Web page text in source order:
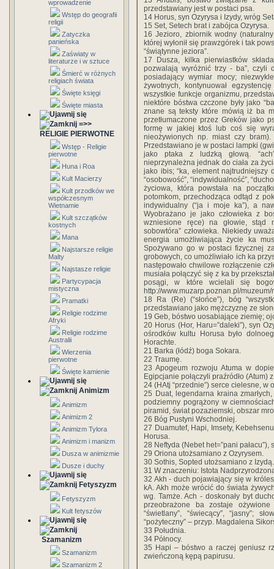
wprowadzenie
Wstęp do geografii
religii
Zatyczka
panieńska
Zaświaty w
literaturze i w sztuce
Śmierć w różnych
religiach świata
Święte księgi
Święte miasta
=>>
RELIGIE PIERWOTNE
Wstęp - Religie
pierwotne
Huna i Roa
Kult Macierzy
Kult przodków we
współczesnym
Wietnamie
Kult szczątków
kostnych
Mana
Najstarsze religie
Malty
Najstasze religie
Partycypacja
mistyczna
Pramatki
Religie rodzime
Afryki
Religie rodzime
Australii
Wierzenia
pierwotne
Święte kamienie
Animizm
Animizm
Animizm 2
Animizm Tylora
Animizm i manizm
Dusza w animizmie
Dusze i duchy
Fetyszyzm
Fetyszyzm
Kult fetyszów
Szamanizm
Szamanizm
Szamanizm 2
przedstawiany jest w postaci psa.
14 Horus, syn Ozyrysa i Izydy, wróg
15 Set, Setech brat i zabójca Ozyrysa.
16 Jezioro, zbiornik wodny
której wyłonił się prawzgórek i tak
“świątynne jeziora”.
17 Dusza, kilka pierwiastków
pozwalają wyróżnić trzy - ba”, czyli
posiadający wymiar mocy;
żywotnych, kontynuował
wszystkie funkcje organizmu,
niektóre bóstwa czczone były jako
znane są teksty które mówią iż ba
przetłumaczone przez Greków jako
formę w jakiej ktoś lub coś się
nieożywionych np. miast czy bram).
Przedstawiano je w postaci lampki
jako ptaka z ludzką głową.
nieprzynależna jednak do ciała za
jako ibis; “ka, element najtrudniejszy
“osobowość”, “indywidualność”,
życiowa, która powstała na
potomkom, przechodząca odtąd z
indywidualny (“ja i moje ka”), a
Wyobrażano je jako człowieka z
wzniesione ręce) na głowie, stąd
sobowtóra” człowieka. Niekiedy
energia umożliwiająca życie ka
Spożywano go w postaci fizycznej
grobowych, co umożliwiało ich ka
następowało chwilowe rozłączenie
musiała połączyć się z ka by
posągi, w które wcielali się
http://www.muzarp.poznan.pl/
18 Ra (Re) (“słońce”), bóg
przedstawiano jako mężczyznę ze
19 Geb, bóstwo uosabiające ziemię;
20 Horus (Hor, Haru=”daleki”), syn
ośrodków kultu Horusa było
Horachte.
21 Barka (łódź) boga Sokara.
22 Traumę.
23 Apogeum rozwoju Atuma w
Egipcjanie połączyli praźródło (Atum)
24 (HAtj “przednie”) serce cielesne, w
25 Duat, legendarna kraina
podziemny pogrążony w
piramid, świat pozaziemski, obszar
26 Bóg Pustyni Wschodniej.
27 Duamutef, Hapi, Imsety,
Horusa.
28 Neftyda (Nebet het=”pani pałacu”),
29 Oriona utożsamiano z Ozyrysem.
30 Sothis, Sopted utożsamiano z Izydą.
31 W znaczeniu: Istota
32 Akh - duch pojawiający się w
kA. Akh może wrócić do świata
wg. Tamże. Ach - doskonały byt
przeobrażone ba zostaje
“świetlany”, “świecący”, “jasny”;
“pożyteczny” – przyp. Magdalena
33 Południa.
34 Północy.
35 Hapi – bóstwo a raczej geniusz
zwieńczoną kępą papirusu.